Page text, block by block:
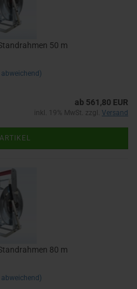
50 m
ab 561,80 EUR
inkl. 19% MwSt. zzgl. Versand
80 m